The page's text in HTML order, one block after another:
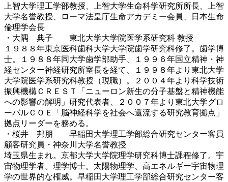
上智大学理工学部教授、上智大学生命科学研究所所長、上智
大学名誉教授、ローマ法皇庁生命アカデミー会員、日本生命
倫理学会長
・大隅 典子 東北大学大学院医学系研究科 教授
１９８８年東京医科歯科大学大学院歯学研究科修了。歯学博
士。１９８８年同大学歯学部助手、１９９６年国立精神・神
経センター神経研究所室長を経て、１９９８年より東北大学
大学院医学系研究科教授（現職）。２００４年より科学技術
振興機構ＣＲＥＳＴ「ニューロン新生の分子基盤と精神機能
への影響の解明」研究代表者、２００７年より東北大学グロ
ーバルＣＯＥ「脳神経科学を社会へ還流する研究教育拠点」
拠点リーダーを務める。
・桜井 邦朋 早稲田大学理工学部総合研究センター客員
顧客研究員・神奈川大学名誉教授
埼玉県生まれ。京都大学大学院理学研究科博士課程修了。宇
宙物理学者。理学博士。太陽物理学、高エネルギー宇宙物理
学の世界的な権威。早稲田大学理工学部総合研究センター客